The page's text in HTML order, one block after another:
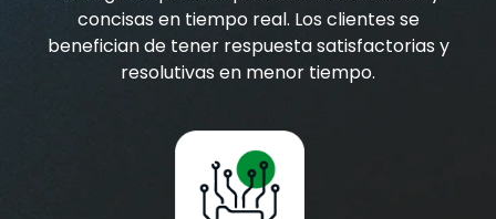
concisas en tiempo real. Los clientes se
benefician de tener respuesta satisfactorias y
resolutivas en menor tiempo.